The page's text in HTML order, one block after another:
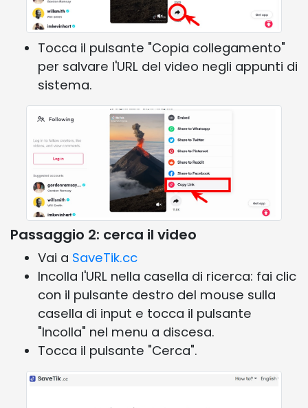
Tocca il pulsante "Copia collegamento"
per salvare l'URL del video negli appunti di
sistema.
Passaggio 2: cerca il video
Vai a SaveTik.cc
Incolla l'URL nella casella di ricerca: fai clic
con il pulsante destro del mouse sulla
casella di input e tocca il pulsante
"Incolla" nel menu a discesa.
Tocca il pulsante "Cerca".